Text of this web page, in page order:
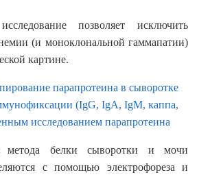
позволяет исключить
(и моноклональной гаммапатии)
картине.
парапротеина в сыворотке
(IgG, IgA, IgM, каппа,
исследованием парапротеина
метода белки сыворотки и мочи
с помощью электрофореза и